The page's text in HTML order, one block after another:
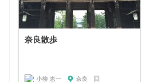
奈良散歩
小柳 恵一 奈良